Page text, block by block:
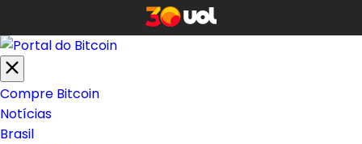
Compre Bitcoin
Notícias
Brasil